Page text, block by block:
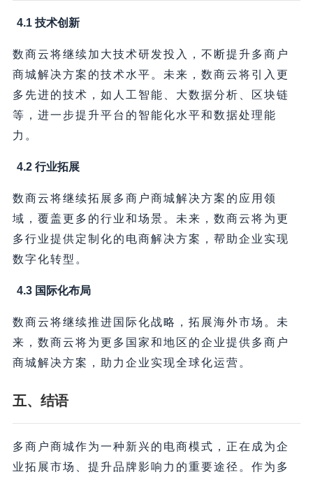
4.1 技术创新
数商云将继续加大技术研发投入，不断提升多商户
商城解决方案的技术水平。未来，数商云将引入更
多先进的技术，如人工智能、大数据分析、区块链
等，进一步提升平台的智能化水平和数据处理能
力。
4.2 行业拓展
数商云将继续拓展多商户商城解决方案的应用领
域，覆盖更多的行业和场景。未来，数商云将为更
多行业提供定制化的电商解决方案，帮助企业实现
数字化转型。
4.3 国际化布局
数商云将继续推进国际化战略，拓展海外市场。未
来，数商云将为更多国家和地区的企业提供多商户
商城解决方案，助力企业实现全球化运营。
五、结语
多商户商城作为一种新兴的电商模式，正在成为企
业拓展市场、提升品牌影响力的重要途径。作为多